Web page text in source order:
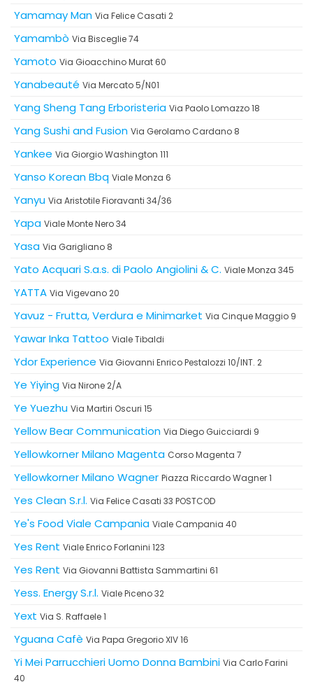
Yamamay Man Via Felice Casati 2
Yamambò Via Bisceglie 74
Yamoto Via Gioacchino Murat 60
Yanabeauté Via Mercato 5/N01
Yang Sheng Tang Erboristeria Via Paolo Lomazzo 18
Yang Sushi and Fusion Via Gerolamo Cardano 8
Yankee Via Giorgio Washington 111
Yanso Korean Bbq Viale Monza 6
Yanyu Via Aristotile Fioravanti 34/36
Yapa Viale Monte Nero 34
Yasa Via Garigliano 8
Yato Acquari S.a.s. di Paolo Angiolini & C. Viale Monza 345
YATTA Via Vigevano 20
Yavuz - Frutta, Verdura e Minimarket Via Cinque Maggio 9
Yawar Inka Tattoo Viale Tibaldi
Ydor Experience Via Giovanni Enrico Pestalozzi 10/INT. 2
Ye Yiying Via Nirone 2/A
Ye Yuezhu Via Martiri Oscuri 15
Yellow Bear Communication Via Diego Guicciardi 9
Yellowkorner Milano Magenta Corso Magenta 7
Yellowkorner Milano Wagner Piazza Riccardo Wagner 1
Yes Clean S.r.l. Via Felice Casati 33 POSTCOD
Ye's Food Viale Campania Viale Campania 40
Yes Rent Viale Enrico Forlanini 123
Yes Rent Via Giovanni Battista Sammartini 61
Yess. Energy S.r.l. Viale Piceno 32
Yext Via S. Raffaele 1
Yguana Cafè Via Papa Gregorio XIV 16
Yi Mei Parrucchieri Uomo Donna Bambini Via Carlo Farini
40